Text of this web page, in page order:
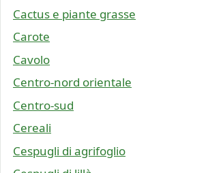
Cactus e piante grasse
Carote
Cavolo
Centro-nord orientale
Centro-sud
Cereali
Cespugli di agrifoglio